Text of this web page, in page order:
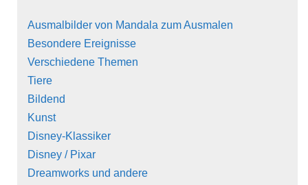
Ausmalbilder von Mandala zum Ausmalen
Besondere Ereignisse
Verschiedene Themen
Tiere
Bildend
Kunst
Disney-Klassiker
Disney / Pixar
Dreamworks und andere